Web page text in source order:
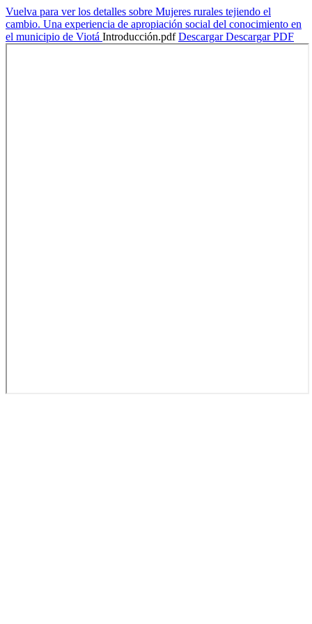
Vuelva para ver los detalles sobre Mujeres rurales tejiendo el
cambio. Una experiencia de apropiación social del conocimiento en
el municipio de Viotá Introducción.pdfDescargarDescargar PDF